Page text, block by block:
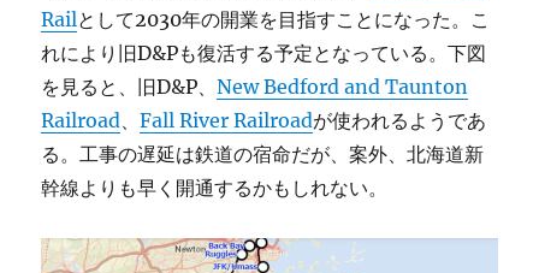
Railとして2030年の開業を目指すことになった。こ
れにより旧D&Pも復活する予定となっている。下図
を見ると、旧D&P、New Bedford and Taunton
Railroad、Fall River Railroadが使われるようであ
る。工事の遅延は鉄道の宿命だが、案外、北海道新
幹線よりも早く開通するかもしれない。